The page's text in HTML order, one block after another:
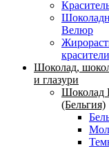
Велюр
красители
Шоколад,
и глазури
Шоколад
(Бельгия)